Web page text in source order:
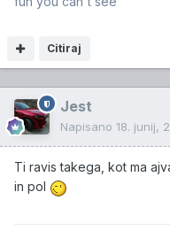
Citiraj
Jest
Napisano 18. junij,
Ti ravis takega, kot ma
in pol